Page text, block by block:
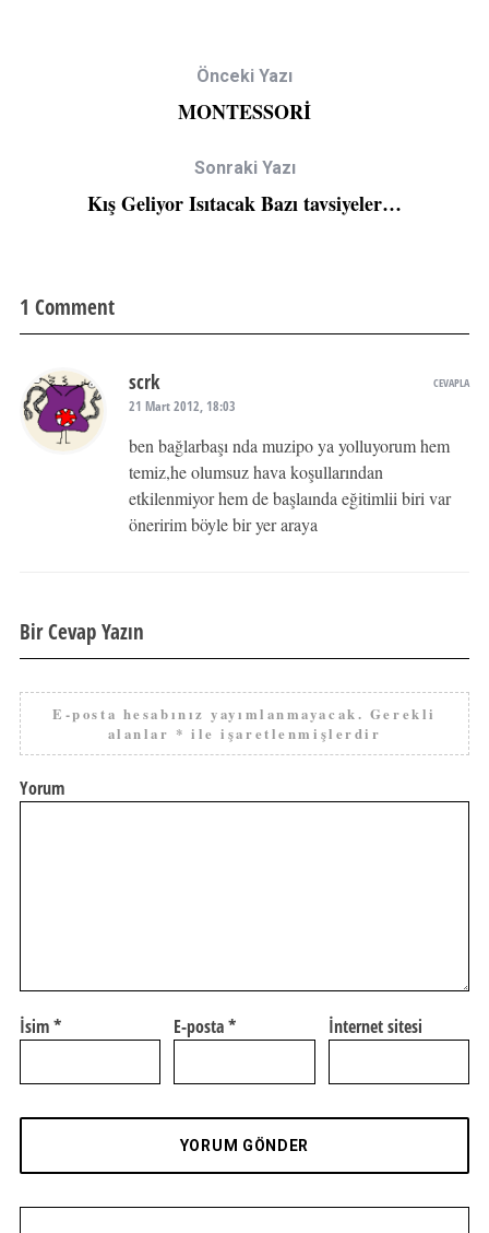
Önceki Yazı
MONTESSORİ
Sonraki Yazı
Kış Geliyor Isıtacak Bazı tavsiyeler…
1 Comment
scrk
21 Mart 2012, 18:03
ben bağlarbaşı nda muzipo ya yolluyorum hem
temiz,he olumsuz hava koşullarından
etkilenmiyor hem de başlaında eğitimlii biri var
öneririm böyle bir yer araya
CEVAPLA
Bir Cevap Yazın
E-posta hesabınız yayımlanmayacak. Gerekli
alanlar * ile işaretlenmişlerdir
Yorum
İsim* E-posta* İnternet sitesi